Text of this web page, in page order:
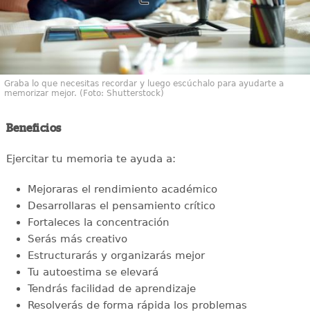
Graba lo que necesitas recordar y luego escúchalo para ayudarte a
memorizar mejor. (Foto: Shutterstock)
Beneficios
Ejercitar tu memoria te ayuda a:
Mejoraras el rendimiento académico
Desarrollaras el pensamiento crítico
Fortaleces la concentración
Serás más creativo
Estructurarás y organizarás mejor
Tu autoestima se elevará
Tendrás facilidad de aprendizaje
Resolverás de forma rápida los problemas